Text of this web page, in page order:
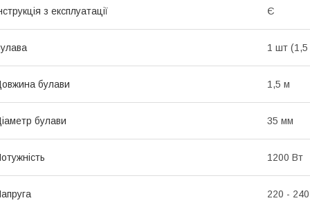
з експлуатації Є
1 шт (1,5
булави 1,5 м
булави 35 мм
1200 Вт
220 -